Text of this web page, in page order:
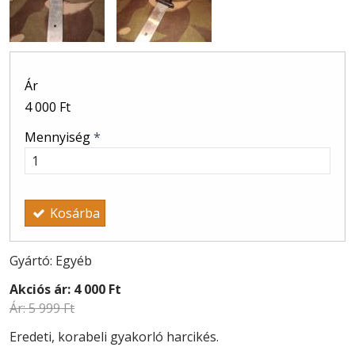
Ár
4 000 Ft
Mennyiség*
Kosárba
Gyártó: Egyéb
Akciós ár: 4 000 Ft
Ár:5 999 Ft
Eredeti, korabeli gyakorló harcikés.